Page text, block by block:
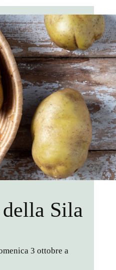
Sila
3 ottobre a